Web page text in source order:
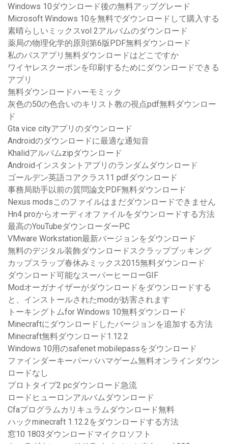
Windows 10ダウンロード後の無料アップグレード
Microsoft Windows 10を無料でダウンロードして購入する
素晴らしいミックスvol 2アルバムのダウンロード
薬局の物理化学的原則第6版PDF無料ダウンロード
私のバスアプリ無料ダウンロードはどこですか
ワイヤレスクーポンを印刷するためにダウンロードできる
アプリ
無料ダウンロードハーモミック
灰色の50の色合いのキリスト教の視点pdf無料ダウンロー
ド
Gta vice cityアプリのダウンロード
Androidのダウンロードに最適な通知音
Khalidアルバムzipダウンロード
Androidインスタントアプリのランダムダウンロード
ゴールデン英語コアクラス11 pdfダウンロード
事務局助手以前の質問論文PDF無料ダウンロード
Nexus modsこのファイルはまだダウンロードできません
Hn4 proからオーディオファイルをダウンロードする方法
最高のYouTubeダウンローダーPC
VMware Workstation最新バージョンをダウンロード
無料のデジタル装飾ダウンロードスクラップブッキング
カップスラップ春休みミックス2015無料ダウンロード
ダウンロード可能なスーパーヒーローGIF
Modオーガナイザーがダウンロードをダウンロードする
と、インストールされたmodが妨害されます
トーキングトムfor Windows 10無料ダウンロード
Minecraftにダウンロードしたバージョンを追加する方法
Minecraft無料ダウンロード1.12.2
Windows 10用のsafenet mobilepassをダウンロード
ファインダーキーパーバハマゲーム無料オンラインダウン
ロードなし
プロトタイプ2 pcダウンロード急流
ロードヒューロンアルバムダウンロード
Cfaプログラムカリキュラムダウンロード無料
ハックminecraft 1.12.2をダウンロードする方法
窓10 1803ダウンロードマイクロソフト